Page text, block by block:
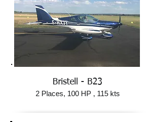
Bristell - B23
2 Places, 100 HP , 115 kts